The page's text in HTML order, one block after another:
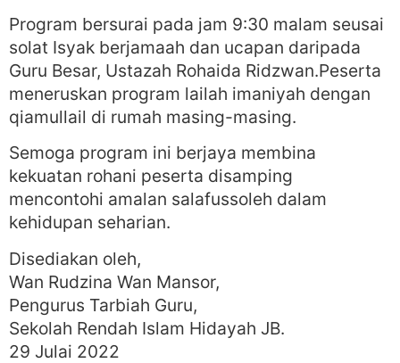
Program bersurai pada jam 9:30 malam seusai
solat Isyak berjamaah dan ucapan daripada
Guru Besar, Ustazah Rohaida Ridzwan.Peserta
meneruskan program lailah imaniyah dengan
qiamullail di rumah masing-masing.
Semoga program ini berjaya membina
kekuatan rohani peserta disamping
mencontohi amalan salafussoleh dalam
kehidupan seharian.
Disediakan oleh,
Wan Rudzina Wan Mansor,
Pengurus Tarbiah Guru,
Sekolah Rendah Islam Hidayah JB.
29 Julai 2022